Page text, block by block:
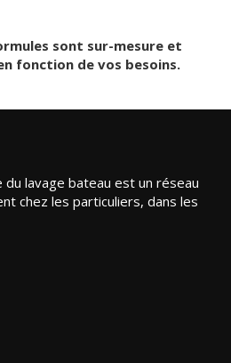
sont sur-mesure et
fonction de vos besoins.
lavage bateau est un réseau
chez les particuliers, dans les